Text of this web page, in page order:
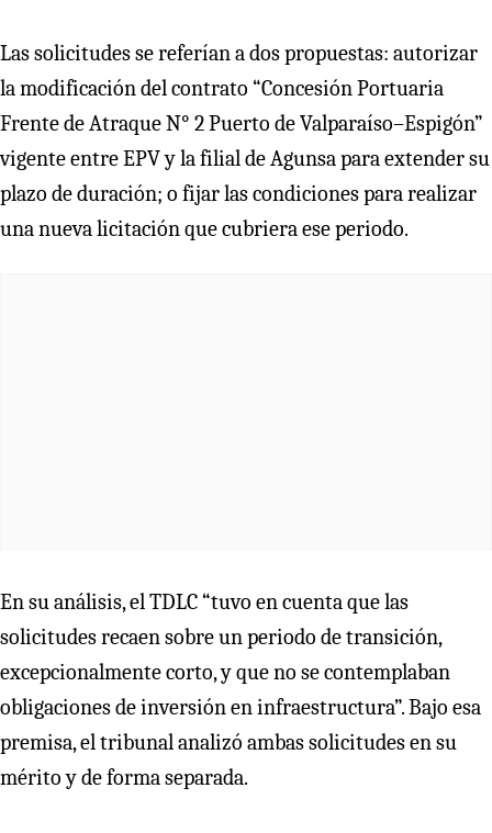
Las solicitudes se referían a dos propuestas: autorizar
la modificación del contrato “Concesión Portuaria
Frente de Atraque N° 2 Puerto de Valparaíso–Espigón”
vigente entre EPV y la filial de Agunsa para extender su
plazo de duración; o fijar las condiciones para realizar
una nueva licitación que cubriera ese periodo.
En su análisis, el TDLC “tuvo en cuenta que las
solicitudes recaen sobre un periodo de transición,
excepcionalmente corto, y que no se contemplaban
obligaciones de inversión en infraestructura”. Bajo esa
premisa, el tribunal analizó ambas solicitudes en su
mérito y de forma separada.